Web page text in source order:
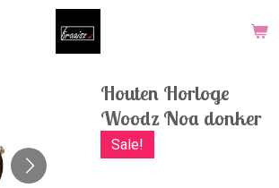
Houten Horloge
Woodz Noa donker
Sale!